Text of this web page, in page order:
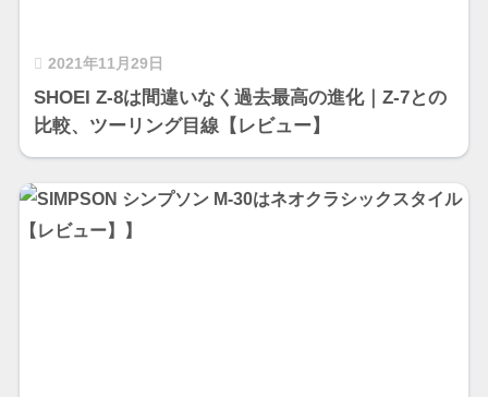
2021年11月29日
SHOEI Z-8は間違いなく過去最高の進化｜Z-7との
比較、ツーリング目線【レビュー】